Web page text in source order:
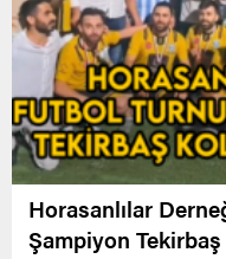
Horasanlılar
Şampiyon